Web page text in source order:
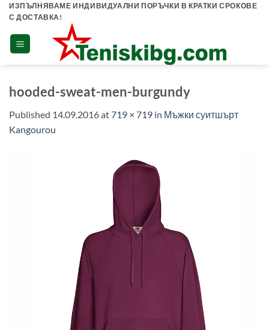
Skip
content
ИЗПЪЛНЯВАМЕ ИНДИВИДУАЛНИ ПОРЪЧКИ В КРАТКИ СРОКОВЕ
С ДОСТАВКА!
hooded-sweat-men-burgundy
Published 14.09.2016at719 × 719 in Мъжки суитшърт
Kangourou